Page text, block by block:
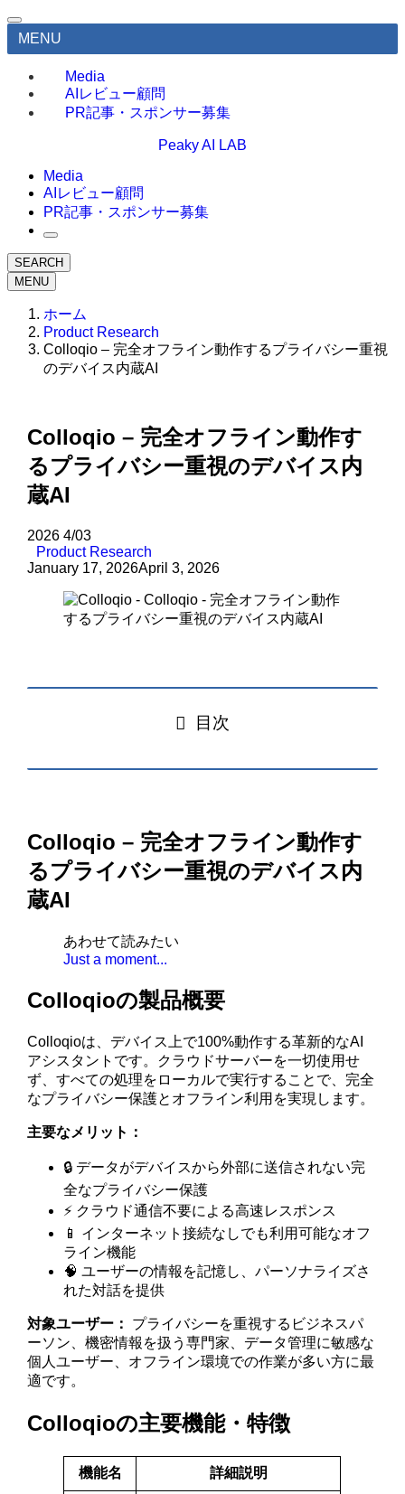
MENU
Media
AIレビュー顧問
PR記事・スポンサー募集
Peaky AI LAB
Media
AIレビュー顧問
PR記事・スポンサー募集
SEARCH
MENU
ホーム
Product Research
Colloqio – 完全オフライン動作するプライバシー重視
のデバイス内蔵AI
Colloqio – 完全オフライン動作す
るプライバシー重視のデバイス内
蔵AI
2026 4/03
Product Research
January 17, 2026April 3, 2026
目次
Colloqio – 完全オフライン動作す
るプライバシー重視のデバイス内
蔵AI
あわせて読みたい
Just a moment...
Colloqioの製品概要
Colloqioは、デバイス上で100%動作する革新的なAI
アシスタントです。クラウドサーバーを一切使用せ
ず、すべての処理をローカルで実行することで、完全
なプライバシー保護とオフライン利用を実現します。
主要なメリット：
🔒 データがデバイスから外部に送信されない完
全なプライバシー保護
⚡ クラウド通信不要による高速レスポンス
📱 インターネット接続なしでも利用可能なオフ
ライン機能
🧠 ユーザーの情報を記憶し、パーソナライズさ
れた対話を提供
対象ユーザー：
プライバシーを重視するビジネスパ
ーソン、機密情報を扱う専門家、データ管理に敏感な
個人ユーザー、オフライン環境での作業が多い方に最
適です。
Colloqioの主要機能・特徴
機能名 詳細説明